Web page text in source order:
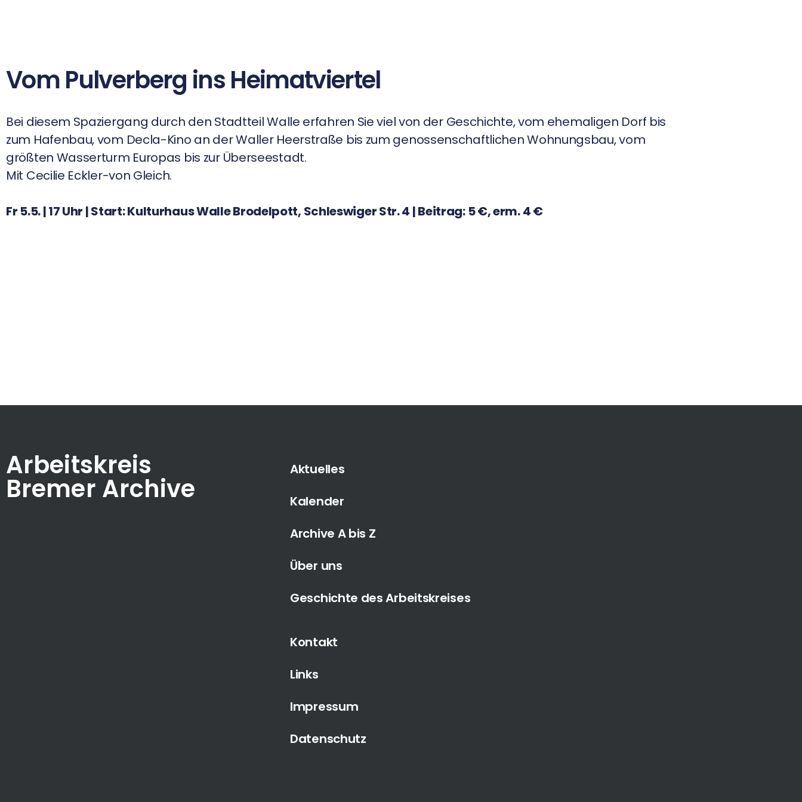
Vom Pulverberg ins Heimatviertel
Bei diesem Spaziergang durch den Stadtteil Walle erfahren Sie viel von der Geschichte, vom ehemaligen Dorf bis
zum Hafenbau, vom Decla-Kino an der Waller Heerstraße bis zum genossenschaftlichen Wohnungsbau, vom
größten Wasserturm Europas bis zur Überseestadt.
Mit Cecilie Eckler-von Gleich.
Fr 5.5. | 17 Uhr | Start: Kulturhaus Walle Brodelpott, Schleswiger Str. 4 | Beitrag: 5 €, erm. 4 €
Arbeitskreis
Bremer Archive
Aktuelles
Kalender
Archive A bis Z
Über uns
Geschichte des Arbeitskreises
Kontakt
Links
Impressum
Datenschutz